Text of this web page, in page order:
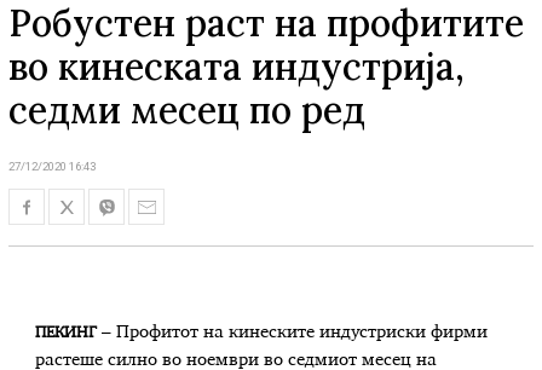
Робустен раст на профитите
во кинеската индустрија,
седми месец по ред
27/12/2020 16:43
ПЕКИНГ– Профитот на кинеските индустриски фирми
растеше силно во ноември во седмиот месец на